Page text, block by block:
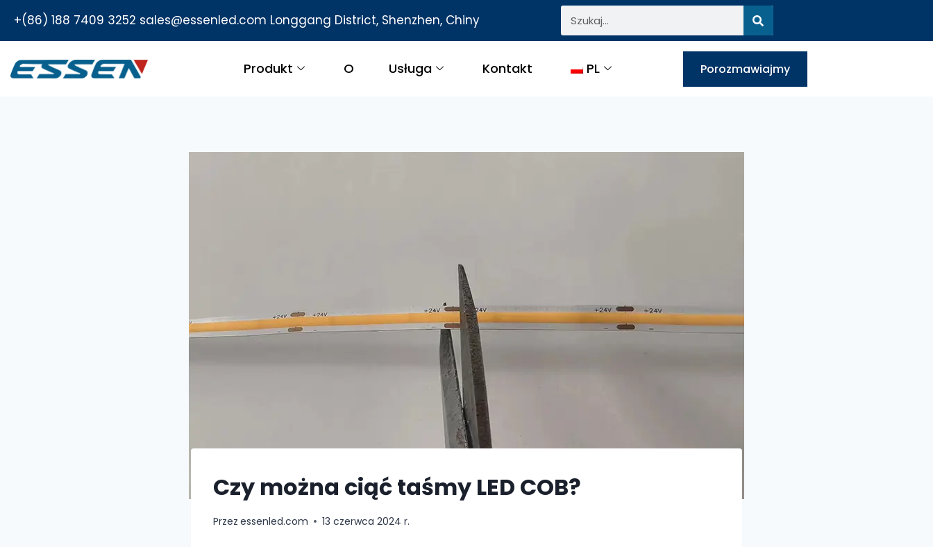
+(86) 188 7409 3252 sales@essenled.com Longgang District, Shenzhen, Chiny
Produkt O Usługa Kontakt PL Porozmawiajmy
Czy można ciąć taśmy LED COB?
Przez essenled.com 13 czerwca 2024 r.